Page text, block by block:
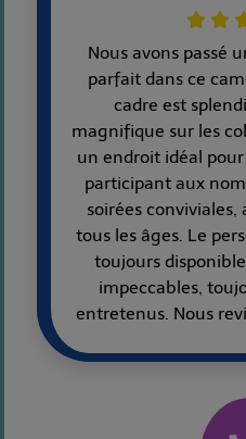
Nous avons passé
parfait dans ce
cadre est
magnifique sur les
un endroit idéal
participant aux
soirées
tous les âges. Le
toujours
impeccables,
entretenus. Nous